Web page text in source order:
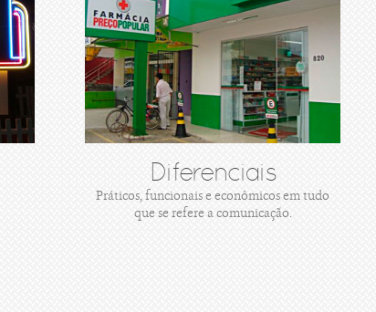
Diferenciais
Práticos, funcionais e econômicos em tudo
que se refere a comunicação.